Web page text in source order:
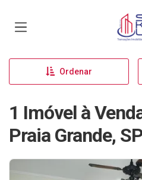
Ordenar
1 Imóvel à
Praia Grande,